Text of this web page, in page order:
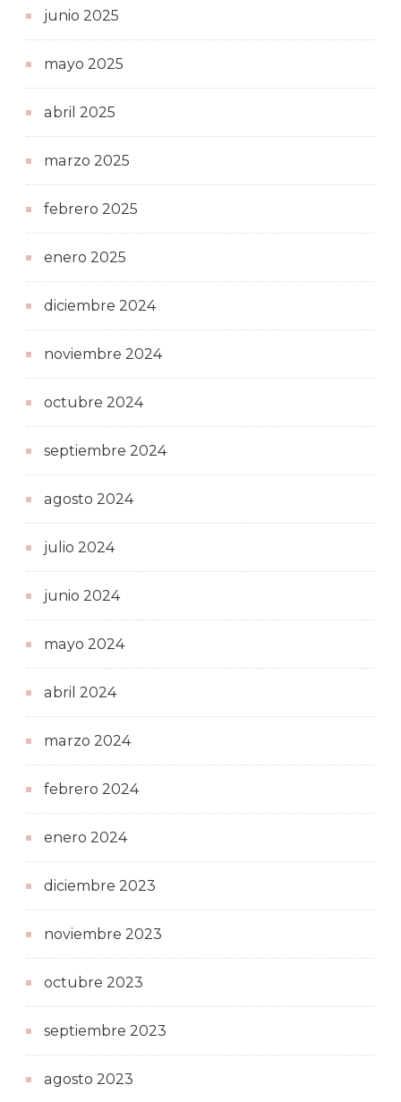
junio 2025
mayo 2025
abril 2025
marzo 2025
febrero 2025
enero 2025
diciembre 2024
noviembre 2024
octubre 2024
septiembre 2024
agosto 2024
julio 2024
junio 2024
mayo 2024
abril 2024
marzo 2024
febrero 2024
enero 2024
diciembre 2023
noviembre 2023
octubre 2023
septiembre 2023
agosto 2023